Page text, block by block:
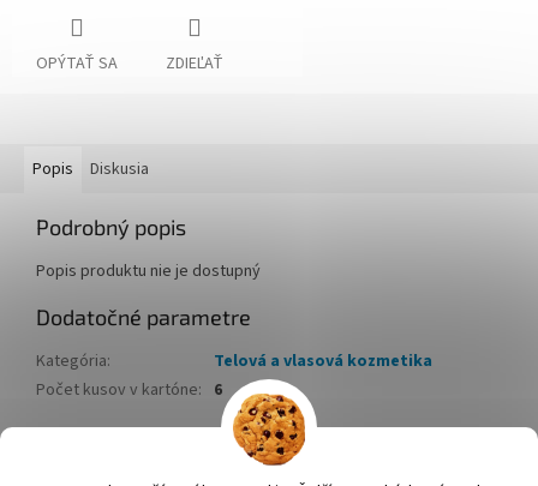
OPÝTAŤ SA ZDIEĽAŤ
Popis Diskusia
Podrobný popis
Popis produktu nie je dostupný
Dodatočné parametre
Kategória:
Telová a vlasová kozmetika
Počet kusov v kartóne: 6